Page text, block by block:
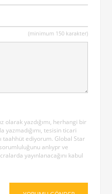
(minimum 150 karakter)
olarak yazdığımı, herhangi bir
yazmadığımı, tesisin ticari
taahhüt ediyorum. Global Star
anlıypr ve
yayınlanacağını kabul